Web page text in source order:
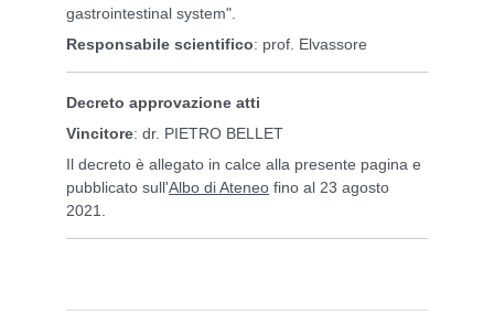
gastrointestinal system".
Responsabile scientifico: prof. Elvassore
Decreto approvazione atti
Vincitore: dr. PIETRO BELLET
Il decreto è allegato in calce alla presente pagina e
pubblicato sull'Albo di Ateneo fino al 23 agosto
2021.